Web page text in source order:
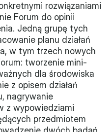
rozwiązaniami
Forum do opinii
Jedną grupę tych
planu działań
w tym trzech nowych
tworzenie mini-
dla środowiska
z opisem działań
nagrywanie
z wypowiedziami
przedmiotem